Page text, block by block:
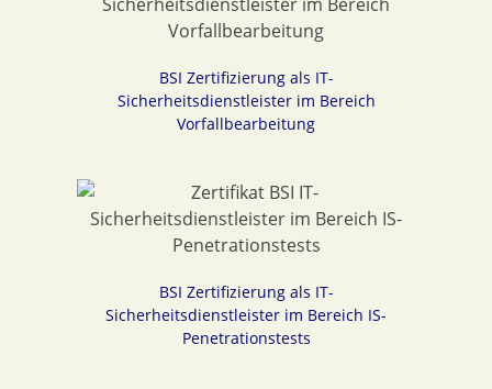
BSI Zertifizierung als IT-
Sicherheitsdienstleister im Bereich
Vorfallbearbeitung
BSI Zertifizierung als IT-
Sicherheitsdienstleister im Bereich IS-
Penetrationstests